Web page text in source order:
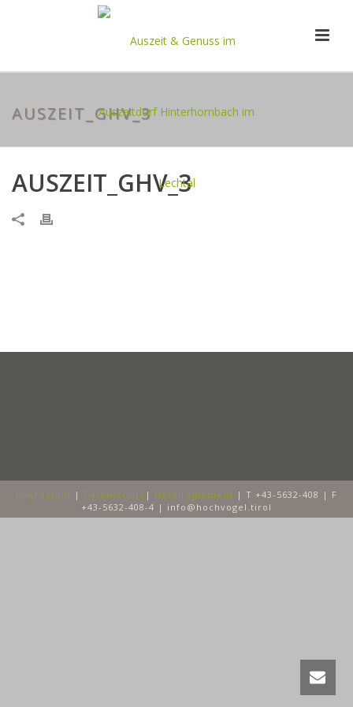
AUSZEIT_GHV_3
AUSZEIT_GHV_3
Impressum | Datenschutz | Hotelreglement | T +43-5632-408 | F
+43-5632-408-4 | info@hochvogel.tirol